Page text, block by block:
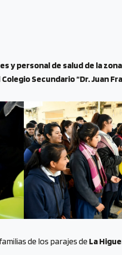
y personal de salud de la zona
Colegio Secundario “Dr. Juan
de los parajes deLa